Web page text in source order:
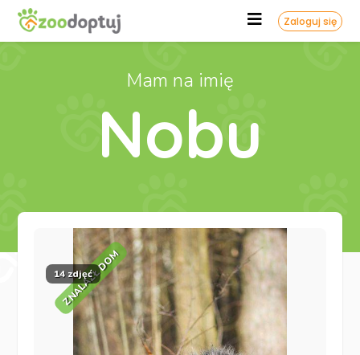
Zaloguj się
Mam na imię
Nobu
ZNALAZŁ DOM
14 zdjęć